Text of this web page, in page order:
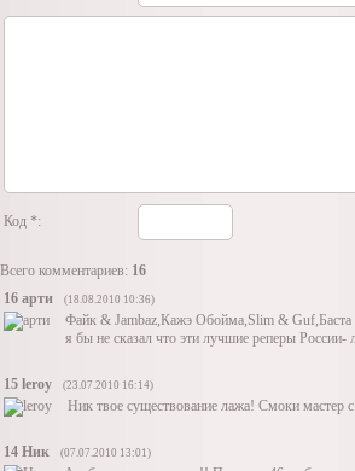
Код *:
Всего комментариев: 16
16 арти (18.08.2010 10:36)
Файк & Jambaz,Кажэ Обойма,Slim & Guf,Баста
я бы не сказал что эти лучшие реперы России-
15 leroy (23.07.2010 16:14)
Ник твое существование лажа! Смоки мастер
14 Ник (07.07.2010 13:01)